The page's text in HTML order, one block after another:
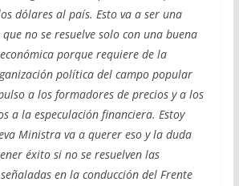
dólares al país. Esto va a ser una
no se resuelve solo con una buena
porque requiere de la
política del campo popular
a los formadores de precios y a los
a la especulación financiera. Estoy
Ministra va a querer eso y la duda
éxito si no se resuelven las
en la conducción del Frente